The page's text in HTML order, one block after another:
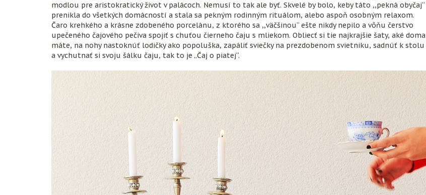
modlou pre aristokratický život v palácoch. Nemusí to tak ale byť. Skvelé by bolo, keby táto ,,pekná obyčaj“
prenikla do všetkých domácností a stala sa pekným rodinným rituálom, alebo aspoň osobným relaxom.
Čaro krehkého a krásne zdobeného porcelánu, z ktorého sa ,,väčšinou“ ešte nikdy nepilo a vôňu čerstvo
upečeného čajového pečiva spojiť s chuťou čierneho čaju s mliekom. Obliecť si tie najkrajšie šaty, aké doma
máte, na nohy nastoknúť lodičky ako popoluška, zapáliť sviečky na prezdobenom svietniku, sadnúť k stolu
a vychutnať si svoju šálku čaju, tak to je „Čaj o piatej“.